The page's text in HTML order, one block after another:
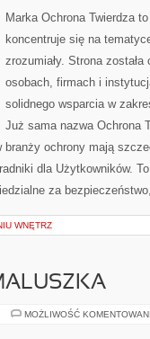
Marka Ochrona Twierdza
koncentruje się na
zrozumiały. Strona
osobach, firmach i
solidnego wsparcia w
Już sama nazwa Ochrona
ochrony mają
dla Użytkowników.
za
WNĘTRZ
MOŻLIWOŚĆ